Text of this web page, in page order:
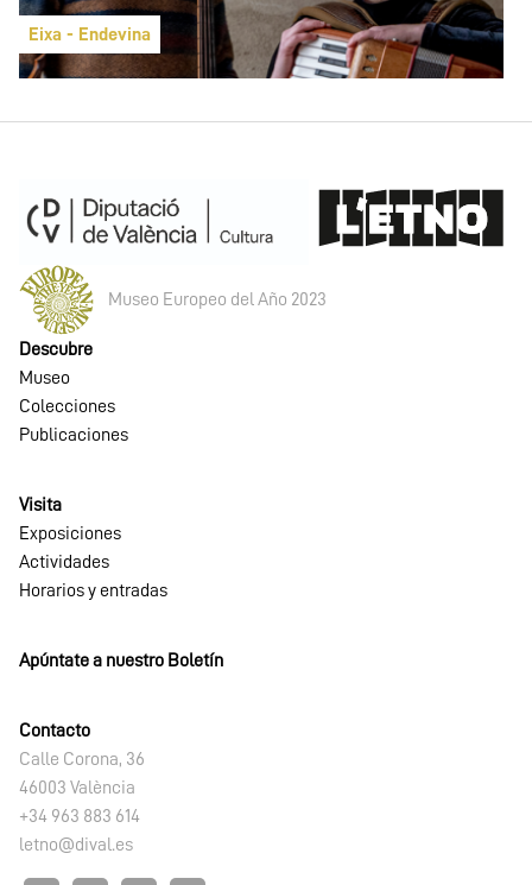
Eixa - Endevina
Museo Europeo del Año 2023
Descubre
Museo
Colecciones
Publicaciones
Visita
Exposiciones
Actividades
Horarios y entradas
Apúntate a nuestro Boletín
Contacto
Calle Corona, 36
46003 València
+34 963 883 614
letno@dival.es